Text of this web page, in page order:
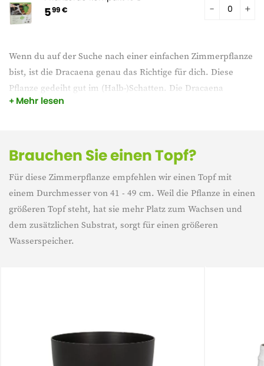
Wenn du auf der Suche nach einer einfachen Zimmerpflanze
bist, ist die Dracaena genau das Richtige für dich. Diese
Pflanze gedeiht gut im (Halb-)Schatten. Die Dracaena
braucht auch nicht viel Wasser. Gib ihm einen schönen Platz
Mehr lesen
599 €
Brauchen Sie einen Topf?
Für diese Zimmerpflanze empfehlen wir einen Topf mit
einem Durchmesser von 41 - 49 cm. Weil die Pflanze in einen
größeren Topf steht, hat sie mehr Platz zum Wachsen und
dem zusätzlichen Substrat, sorgt für einen größeren
Wasserspeicher.